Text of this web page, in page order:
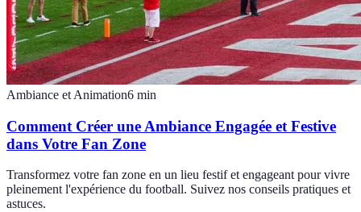
Ambiance et Animation6 min
Comment Créer une Ambiance Engagée et Festive
dans Votre Fan Zone
Transformez votre fan zone en un lieu festif et engageant pour vivre
pleinement l'expérience du football. Suivez nos conseils pratiques et
astuces.